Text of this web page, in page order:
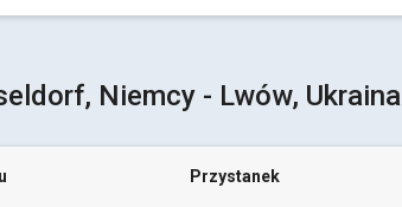
Niemcy - Lwów, Ukraina
Przystanek